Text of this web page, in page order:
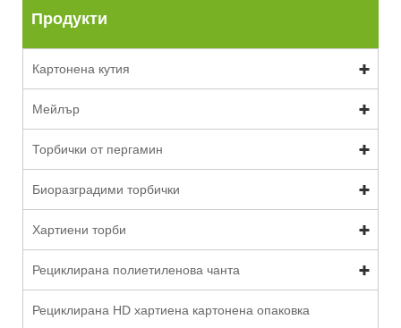
Продукти
Картонена кутия
Мейлър
Торбички от пергамин
Биоразградими торбички
Хартиени торби
Рециклирана полиетиленова чанта
Рециклирана HD хартиена картонена опаковка